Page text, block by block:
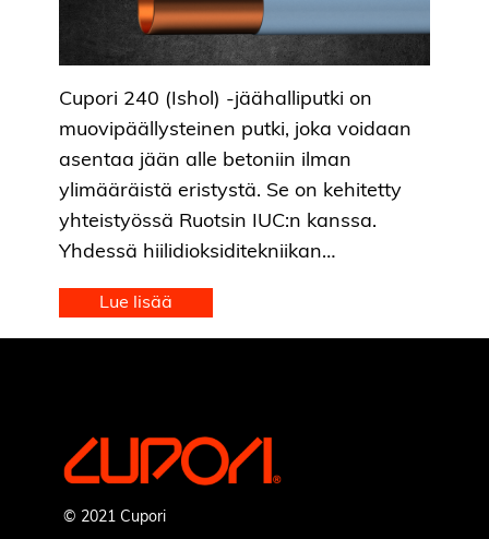
Cupori 240 (Ishol) -jäähalliputki on
muovipäällysteinen putki, joka voidaan
asentaa jään alle betoniin ilman
ylimääräistä eristystä. Se on kehitetty
yhteistyössä Ruotsin IUC:n kanssa.
Yhdessä hiilidioksiditekniikan…
Lue lisää
© 2021 Cupori